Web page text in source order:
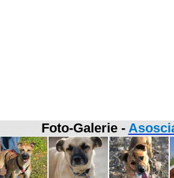
Foto-Galerie -